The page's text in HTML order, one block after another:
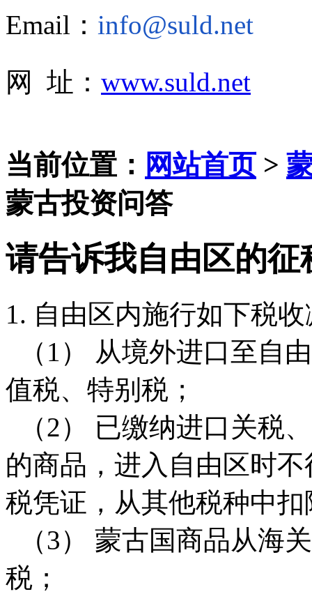
Email： info@suld.net
网 址： www.suld.net
当前位置： 网站首页>
蒙古投资问答
请告诉我自由区的
1. 自由区内施行如下税
（1） 从境外进口至自
值税、特别税；
（2） 已缴纳进口关税
的商品，进入自由区时
税凭证，从其他税种中
（3） 蒙古国商品从海
税；